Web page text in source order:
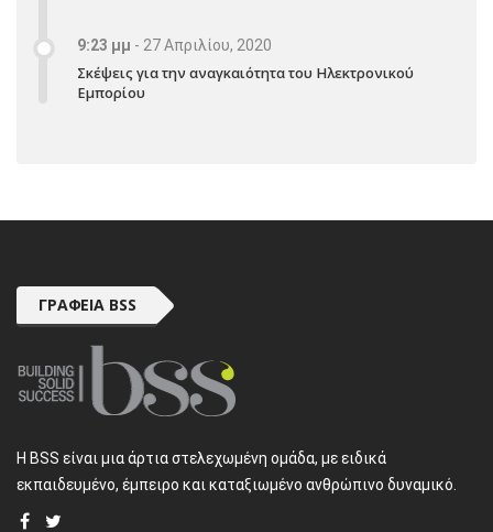
9:23 μμ - 27 Απριλίου, 2020
Σκέψεις για την αναγκαιότητα του Ηλεκτρονικού
Εμπορίου
ΓΡΑΦΕΊΑ BSS
H BSS είναι μια άρτια στελεχωμένη ομάδα, με ειδικά
εκπαιδευμένο, έμπειρο και καταξιωμένο ανθρώπινο δυναμικό.